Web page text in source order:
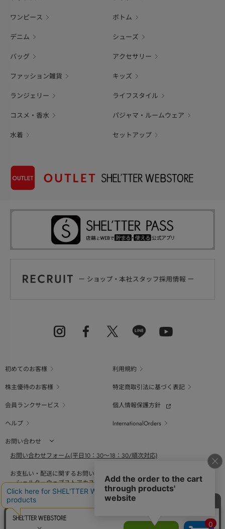
ワンピース ボトム
デニム シューズ
バッグ アクセサリー
ファッション雑貨 キッズ
ランジェリー ライフスタイル
コスメ・香水 パジャマ・ルームウェア
水着 セットアップ
初めてのお客様
利用規約
株主優待のお客様
特定商取引法に基づく表記
会員ランクサービス
個人情報保護方針
ヘルプ
InternationalOrders
お問い合わせ
お問い合わせフォーム(平日10：30～18：30/順次対応)
お支払い・配送に関するお問い合わせ（平日10：30～18：00）
シェルターウェブストアカスタマーセンター
0800-123-6820
商品の素材、サイズ、仕様等に関するお問い合せ（平日10：30～18：00）
バロックジャパンリミテッドコールセンター
03-6730-9191